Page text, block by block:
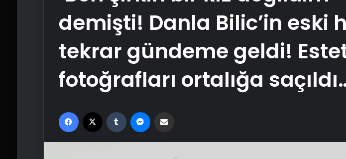
demişti! Danla Bilic’in eski
tekrar gündeme geldi!
fotoğrafları ortalığa
Facebook Tumblr